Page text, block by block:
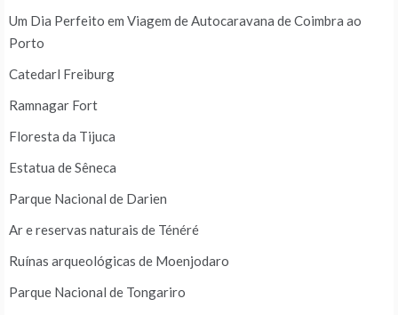
Um Dia Perfeito em Viagem de Autocaravana de Coimbra ao
Porto
Catedarl Freiburg
Ramnagar Fort
Floresta da Tijuca
Estatua de Sêneca
Parque Nacional de Darien
Ar e reservas naturais de Ténéré
Ruínas arqueológicas de Moenjodaro
Parque Nacional de Tongariro